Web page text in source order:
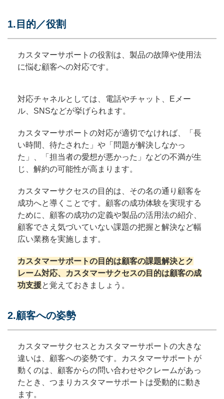
1.目的／役割
カスタマーサポートの役割は、製品の故障や使用法
に悩む顧客への対応です。
対応チャネルとしては、電話やチャット、Eメー
ル、SNSなどが挙げられます。
カスタマーサポートの対応が適切でなければ、「長
い時間、待たされた」や「問題が解決しなかっ
た」、「担当者の愛想が悪かった」などの不満が生
じ、解約の可能性が高まります。
カスタマーサクセスの目的は、その名の通り顧客を
成功へと導くことです。顧客の成功体験を実現する
ために、顧客の成功の定義や製品の活用法の紹介、
顧客でさえ気づいていない課題の把握と解決など幅
広い業務を実施します。
カスタマーサポートの目的は顧客の課題解決とク
レーム対応、カスタマーサクセスの目的は顧客の成
功支援と覚えておきましょう。
2.顧客への姿勢
カスタマーサクセスとカスタマーサポートの大きな
違いは、顧客への姿勢です。カスタマーサポートが
動くのは、顧客からの問い合わせやクレームがあっ
たとき、つまりカスタマーサポートは受動的に動き
ます。